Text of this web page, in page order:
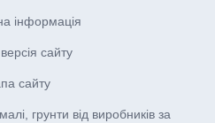
інформація
сайту
сайту
грунти від виробників за